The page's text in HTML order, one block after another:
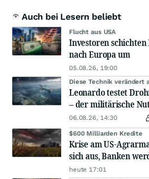
Auch bei Lesern beliebt
Flucht aus USA
Investoren
nach Europa um
05.08.26, 19:00
Diese Technik verändert
Leonardo testet
– der militärische
06.08.26, 14:30
$600 Milliarden Kredite
Krise am US-
sich aus, Banken
heute 17:01